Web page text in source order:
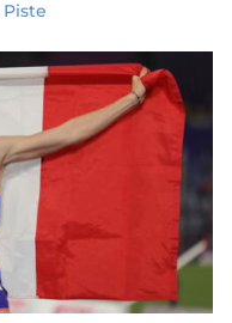
Piste